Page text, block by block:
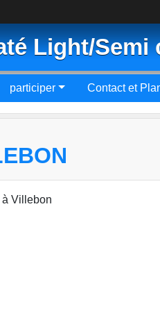
Light/Semi
participer Contact et
Villebon